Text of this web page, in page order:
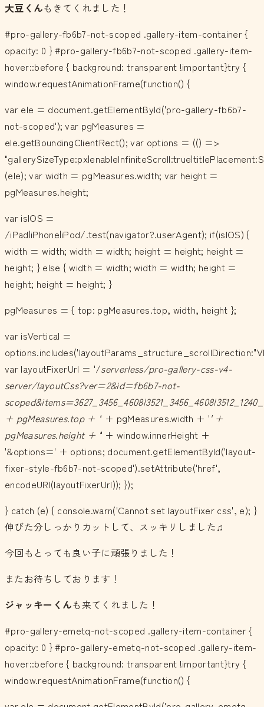
大豆くんもきてくれました！
#pro-gallery-fb6b7-not-scoped .gallery-item-container {
opacity: 0 } #pro-gallery-fb6b7-not-scoped .gallery-item-
hover::before { background: transparent !important}try {
window.requestAnimationFrame(function() {
var ele = document.getElementById('pro-gallery-fb6b7-
not-scoped'); var pgMeasures =
ele.getBoundingClientRect(); var options = (() =>
(ele); var width = pgMeasures.width; var height =
pgMeasures.height;
var isIOS =
/iPad|iPhone|iPod/.test(navigator?.userAgent); if(isIOS) {
width = width; width = width; height = height; height =
height; } else { width = width; width = width; height =
height; height = height; }
pgMeasures = { top: pgMeasures.top, width, height };
var isVertical =
var layoutFixerUrl = '/serverless/pro-gallery-css-v4-
server/layoutCss?ver=2&id=fb6b7-not-
+ pgMeasures.top + '' + pgMeasures.width + '' +
pgMeasures.height + '' + window.innerHeight +
'&options=' + options; document.getElementById('layout-
fixer-style-fb6b7-not-scoped').setAttribute('href',
encodeURI(layoutFixerUrl)); });
} catch (e) { console.warn('Cannot set layoutFixer css', e); }
伸びた分しっかりカットして、スッキリしました♫
今回もとっても良い子に頑張りました！
またお待ちしております！
ジャッキーくんも来てくれました！
#pro-gallery-emetq-not-scoped .gallery-item-container {
opacity: 0 } #pro-gallery-emetq-not-scoped .gallery-item-
hover::before { background: transparent !important}try {
window.requestAnimationFrame(function() {